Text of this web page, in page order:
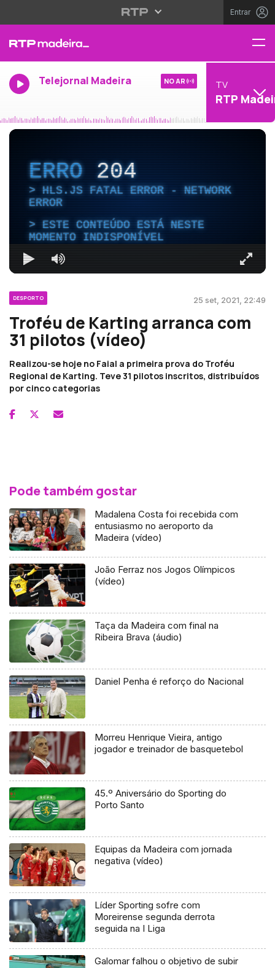
Entrar
Telejornal Madeira NO AR TV
RTP
ERRO204
HLS.JS FATAL ERROR - NETWORK
ERROR
ESTE CONTEÚDO ESTÁ NESTE
MOMENTO INDISPONÍVEL
DESPORTO 25 set, 2021, 22:49
Troféu de Karting arranca com
31 pilotos (vídeo)
Realizou-se hoje no Faial a primeira prova do Troféu
Regional de Karting. Teve 31 pilotos inscritos, distribuídos
por cinco categorias
Pode também gostar
Madalena Costa foi recebida com
entusiasmo no aeroporto da
Madeira (vídeo)
João Ferraz nos Jogos Olímpicos
(vídeo)
Taça da Madeira com final na
Ribeira Brava (áudio)
Daniel Penha é reforço do Nacional
Morreu Henrique Vieira, antigo
jogador e treinador de basquetebol
45.º Aniversário do Sporting do
Porto Santo
Equipas da Madeira com jornada
negativa (vídeo)
Líder Sporting sofre com
Moreirense segunda derrota
seguida na I Liga
Galomar falhou o objetivo de subir